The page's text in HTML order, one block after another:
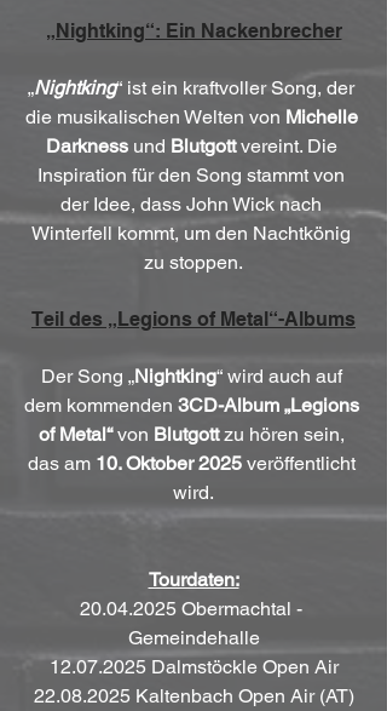
„Nightking“: Ein Nackenbrecher
„Nightking“ ist ein kraftvoller Song, der
die musikalischen Welten von Michelle
Darkness und Blutgott vereint. Die
Inspiration für den Song stammt von
der Idee, dass John Wick nach
Winterfell kommt, um den Nachtkönig
zu stoppen.
Teil des „Legions of Metal“-Albums
Der Song „Nightking“ wird auch auf
dem kommenden 3CD-Album „Legions
of Metal“ von Blutgott zu hören sein,
das am 10. Oktober 2025 veröffentlicht
wird.
Tourdaten:
20.04.2025 Obermachtal -
Gemeindehalle
12.07.2025 Dalmstöckle Open Air
22.08.2025 Kaltenbach Open Air (AT)